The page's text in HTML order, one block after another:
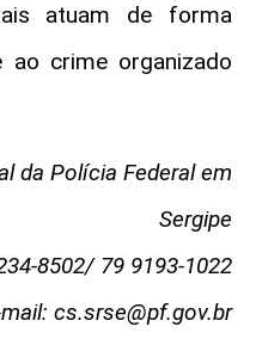
atuam de forma
ao crime organizado
da Polícia Federal em
Sergipe
8502/ 79 9193-1022
cs.srse@pf.gov.br